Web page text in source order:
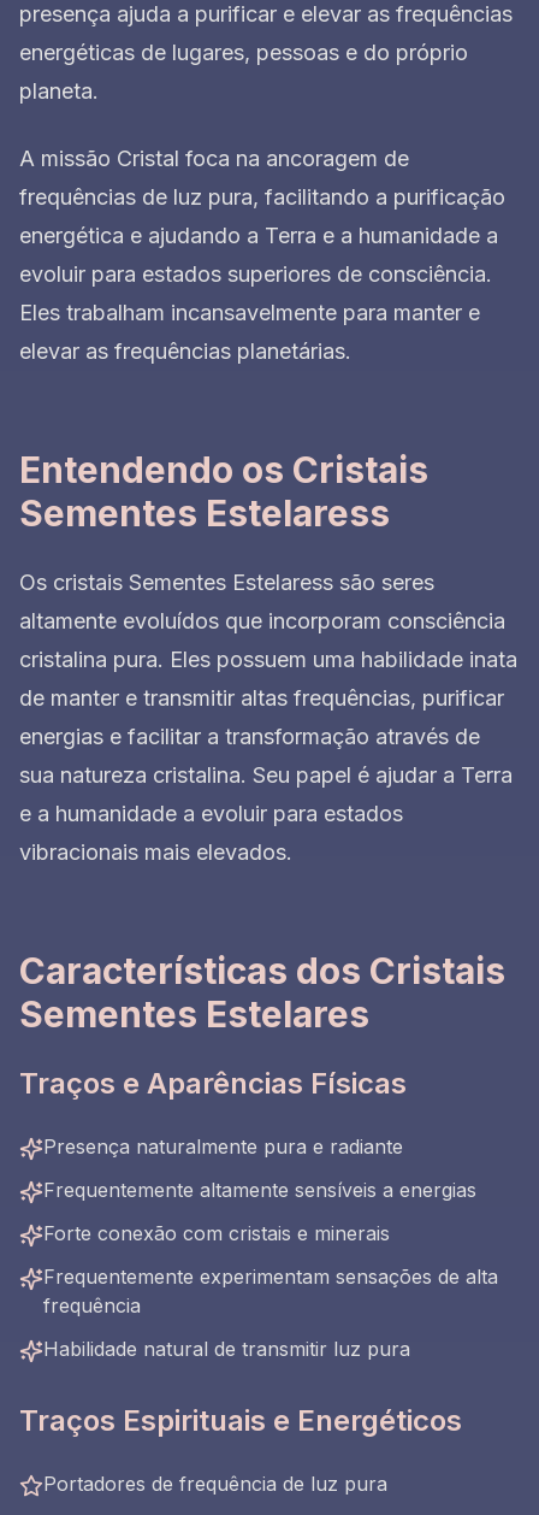
presença ajuda a purificar e elevar as frequências
energéticas de lugares, pessoas e do próprio
planeta.
A missão Cristal foca na ancoragem de
frequências de luz pura, facilitando a purificação
energética e ajudando a Terra e a humanidade a
evoluir para estados superiores de consciência.
Eles trabalham incansavelmente para manter e
elevar as frequências planetárias.
Entendendo os Cristais
Sementes Estelaress
Os cristais Sementes Estelaress são seres
altamente evoluídos que incorporam consciência
cristalina pura. Eles possuem uma habilidade inata
de manter e transmitir altas frequências, purificar
energias e facilitar a transformação através de
sua natureza cristalina. Seu papel é ajudar a Terra
e a humanidade a evoluir para estados
vibracionais mais elevados.
Características dos Cristais
Sementes Estelares
Traços e Aparências Físicas
Presença naturalmente pura e radiante
Frequentemente altamente sensíveis a energias
Forte conexão com cristais e minerais
Frequentemente experimentam sensações de alta
frequência
Habilidade natural de transmitir luz pura
Traços Espirituais e Energéticos
Portadores de frequência de luz pura